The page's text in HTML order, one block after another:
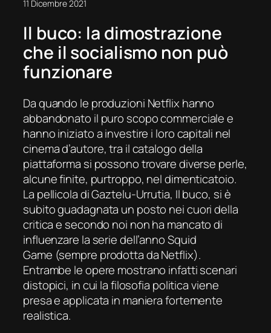
11 Dicembre 2021
Il buco: la dimostrazione
che il socialismo non può
funzionare
Da quando le produzioni Netflix hanno
abbandonato il puro scopo commerciale e
hanno iniziato a investire i loro capitali nel
cinema d’autore, tra il catalogo della
piattaforma si possono trovare diverse perle,
alcune finite, purtroppo, nel dimenticatoio.
La pellicola di Gaztelu-Urrutia, Il buco, si è
subito guadagnata un posto nei cuori della
critica e secondo noi non ha mancato di
influenzare la serie dell’annoSquid
Game (sempre prodotta da Netflix).
Entrambe le opere mostrano infatti scenari
distopici, in cui la filosofia politica viene
presa e applicata in maniera fortemente
realistica.